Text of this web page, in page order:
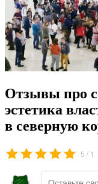
Отзывы про
эстетика
в северную
5 / 1